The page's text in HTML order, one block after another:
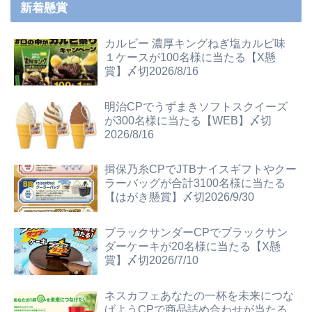
新着懸賞
カルビー 濃厚キングねぎ塩カルビ味
１ケースが100名様に当たる【X懸
賞】〆切2026/8/16
明治CPでうずまきソフトスクイーズ
が300名様に当たる【WEB】〆切
2026/8/16
揖保乃糸CPでJTBナイスギフトやクー
ラーバッグが合計3100名様に当たる
【はがき懸賞】〆切2026/9/30
ブラックサンダーCPでブラックサン
ダーケーキが20名様に当たる【X懸
賞】〆切2026/7/10
ネスカフェあなたの一杯を未来につな